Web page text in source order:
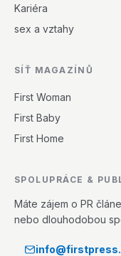
Kariéra
sex a vztahy
SÍŤ MAGAZÍNŮ
First Woman
First Baby
First Home
SPOLUPRÁCE &
Máte zájem o PR
nebo dlouhodobou